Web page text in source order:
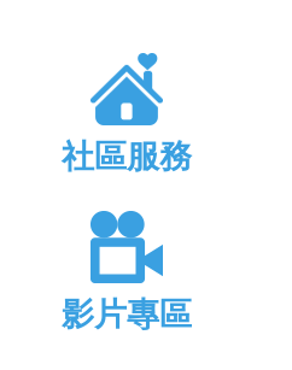
社區服務
影片專區